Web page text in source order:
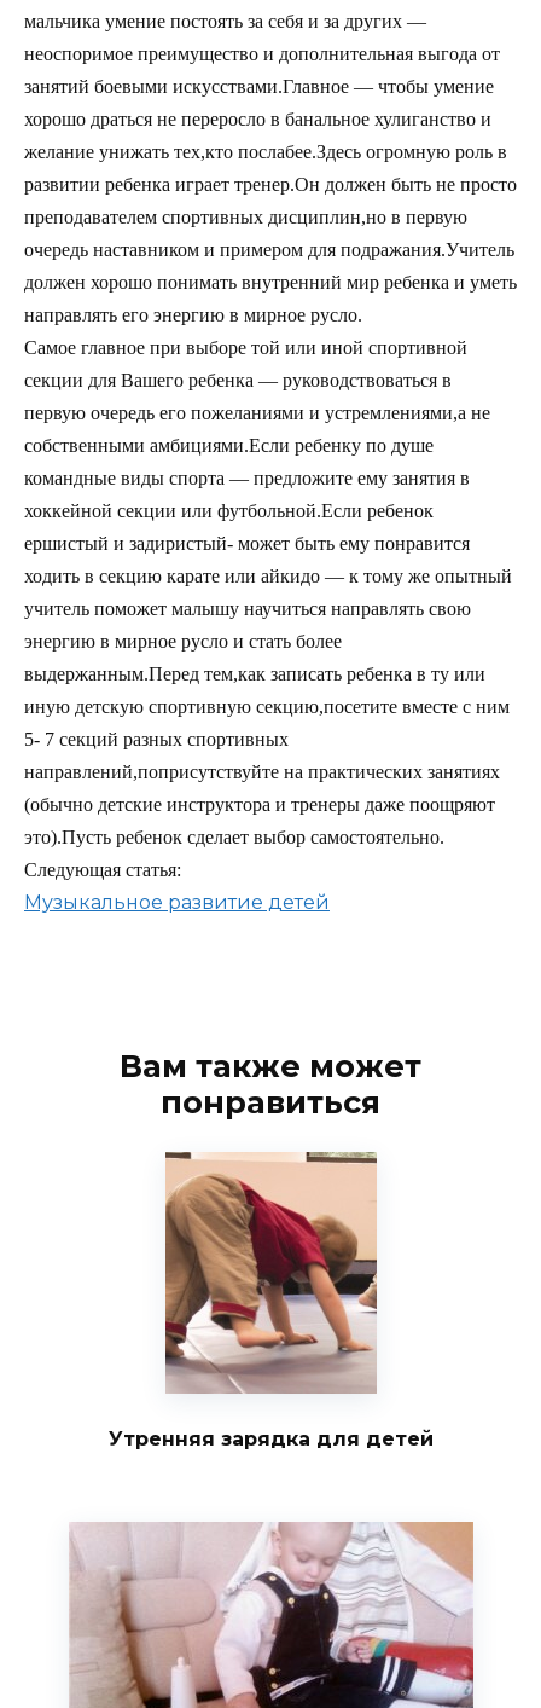
мальчика умение постоять за себя и за других —
неоспоримое преимущество и дополнительная выгода от
занятий боевыми искусствами.Главное — чтобы умение
хорошо драться не переросло в банальное хулиганство и
желание унижать тех,кто послабее.Здесь огромную роль в
развитии ребенка играет тренер.Он должен быть не просто
преподавателем спортивных дисциплин,но в первую
очередь наставником и примером для подражания.Учитель
должен хорошо понимать внутренний мир ребенка и уметь
направлять его энергию в мирное русло.
Самое главное при выборе той или иной спортивной
секции для Вашего ребенка — руководствоваться в
первую очередь его пожеланиями и устремлениями,а не
собственными амбициями.Если ребенку по душе
командные виды спорта — предложите ему занятия в
хоккейной секции или футбольной.Если ребенок
ершистый и задиристый- может быть ему понравится
ходить в секцию карате или айкидо — к тому же опытный
учитель поможет малышу научиться направлять свою
энергию в мирное русло и стать более
выдержанным.Перед тем,как записать ребенка в ту или
иную детскую спортивную секцию,посетите вместе с ним
5- 7 секций разных спортивных
направлений,поприсутствуйте на практических занятиях
(обычно детские инструктора и тренеры даже поощряют
это).Пусть ребенок сделает выбор самостоятельно.
Следующая статья:
Музыкальное развитие детей
Вам также может
понравиться
Утренняя зарядка для детей